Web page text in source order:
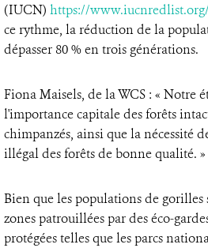
(IUCN) https://www.iucnredlist.org/
ce rythme, la réduction de la
dépasser 80 % en trois générations.
Fiona Maisels, de la WCS : « Notre
l'importance capitale des forêts
chimpanzés, ainsi que la nécessité
illégal des forêts de bonne qualité. »
Bien que les populations de gorilles
zones patrouillées par des éco-
protégées telles que les parcs